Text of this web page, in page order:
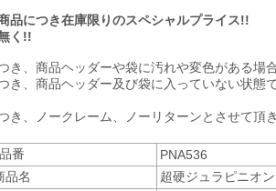
品につき在庫限りのスペシャルプライス!!
く!!
き、商品ヘッダーや袋に汚れや変色がある場
き、商品ヘッダー及び袋に入っていない状態
き、ノークレーム、ノーリターンとさせて頂
品番
PNA536
品名
超硬ジュラピニ